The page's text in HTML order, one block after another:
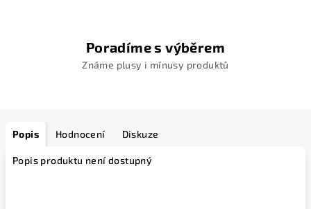
Poradíme s výběrem
Známe plusy i mínusy produktů
Popis Hodnocení Diskuze
Popis produktu není dostupný